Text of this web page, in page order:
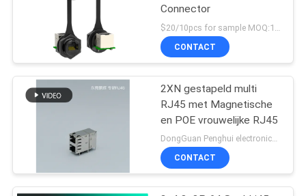
SITEMAP
Magnetische RJ45-
Hefboom
RJ11 RJ45-
21
Connector
CONTACT
2XN gestapeld multi
RJ45 met Magnetische
en POE vrouwelijke RJ45
DongGuan Penghui electronics co.,ltd MOQ:500 stcs
CONTACT